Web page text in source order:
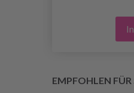
EMPFOHLEN FÜR